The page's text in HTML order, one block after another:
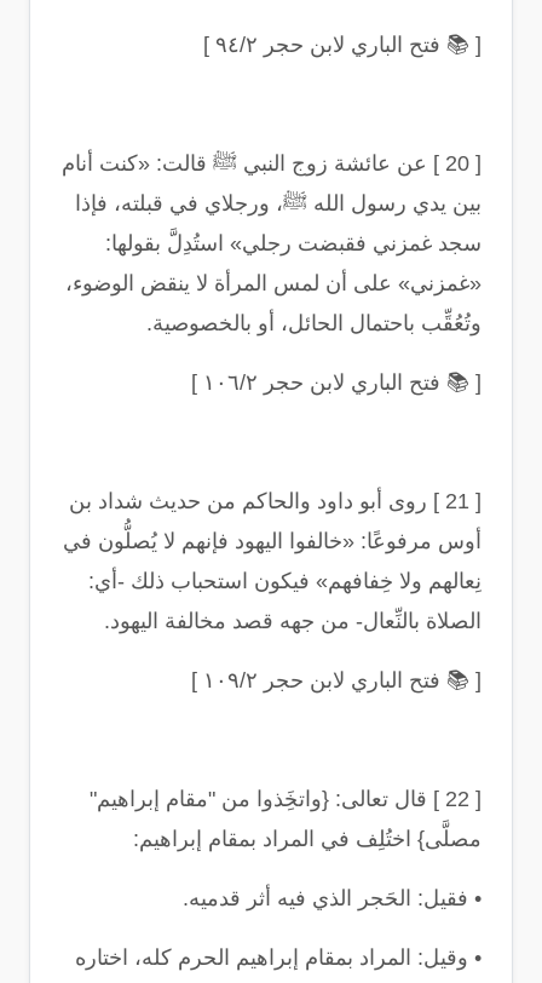
[
📚 فتح الباري لابن حجر ٩٤/٢ ]
[ 20 ]
عن عائشة زوج النبي ﷺ قالت: «كنت أنام
بين يدي رسول الله ﷺ، ورجلاي في قبلته، فإذا
سجد غمزني فقبضت رجلي» استُدِلَّ بقولها:
«غمزني» على أن لمس المرأة لا ينقض الوضوء،
وتُعُقِّب باحتمال الحائل، أو بالخصوصية.
[
📚 فتح الباري لابن حجر ١٠٦/٢ ]
[ 21 ]
روى أبو داود والحاكم من حديث شداد بن
أوس مرفوعًا: «خالفوا اليهود فإنهم لا يُصلُّون في
نِعالهم ولا خِفافهم» فيكون استحباب ذلك -أي:
الصلاة بالنِّعال- من جهه قصد مخالفة اليهود.
[
📚 فتح الباري لابن حجر ١٠٩/٢ ]
[ 22 ] قال تعالى: {واتخَِذوا من "مقام إبراهيم"
مصلَّى} اختُلِف في المراد بمقام إبراهيم:
• فقيل: الحَجر الذي فيه أثر قدميه.
• وقيل: المراد بمقام إبراهيم الحرم كله، اختاره